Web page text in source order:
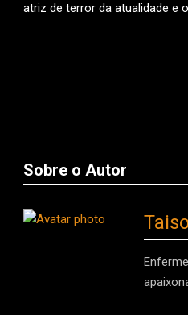
atriz de terror da atualidade e
Sobre o Autor